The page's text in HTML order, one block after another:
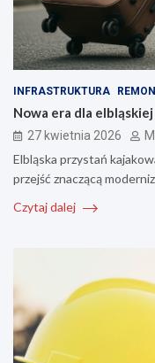
INFRASTRUKTURA
Nowa era dla
27 kwietnia 2026
Elbląska przystań
przejść znaczącą
Czytaj dalej